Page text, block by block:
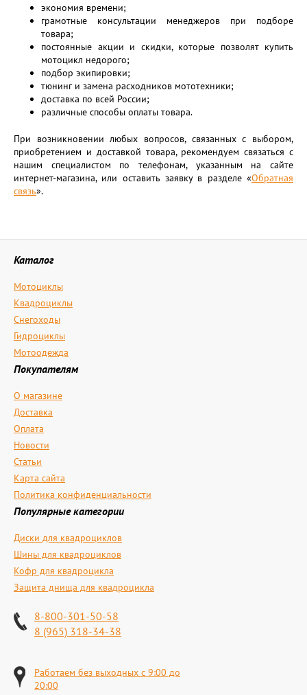
экономия времени;
грамотные консультации менеджеров при подборе
товара;
постоянные акции и скидки, которые позволят купить
мотоцикл недорого;
подбор экипировки;
тюнинг и замена расходников мототехники;
доставка по всей России;
различные способы оплаты товара.
При возникновении любых вопросов, связанных с выбором,
приобретением и доставкой товара, рекомендуем связаться с
нашим специалистом по телефонам, указанным на сайте
интернет-магазина, или оставить заявку в разделе «Обратная
связь».
Каталог
Мотоциклы
Квадроциклы
Снегоходы
Гидроциклы
Мотоодежда
Покупателям
О магазине
Доставка
Оплата
Новости
Статьи
Карта сайта
Политика конфиденциальности
Популярные категории
Диски для квадроциклов
Шины для квадроциклов
Кофр для квадроцикла
Защита днища для квадроцикла
8-800-301-50-58
8 (965) 318-34-38
Работаем без выходных с 9:00 до
20:00